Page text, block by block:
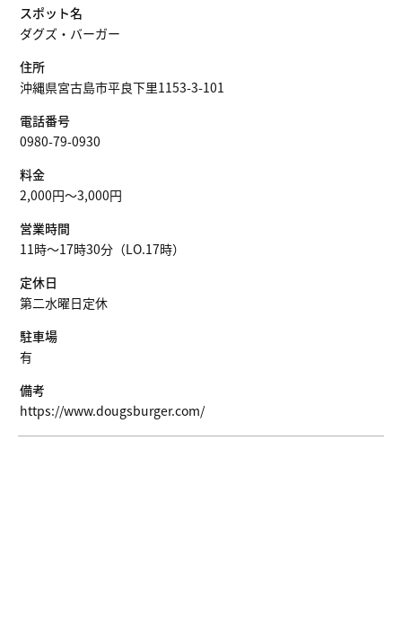
スポット名
ダグズ・バーガー
住所
沖縄県宮古島市平良下里1153-3-101
電話番号
0980-79-0930
料金
2,000円～3,000円
営業時間
11時～17時30分（LO.17時）
定休日
第二水曜日定休
駐車場
有
備考
https://www.dougsburger.com/